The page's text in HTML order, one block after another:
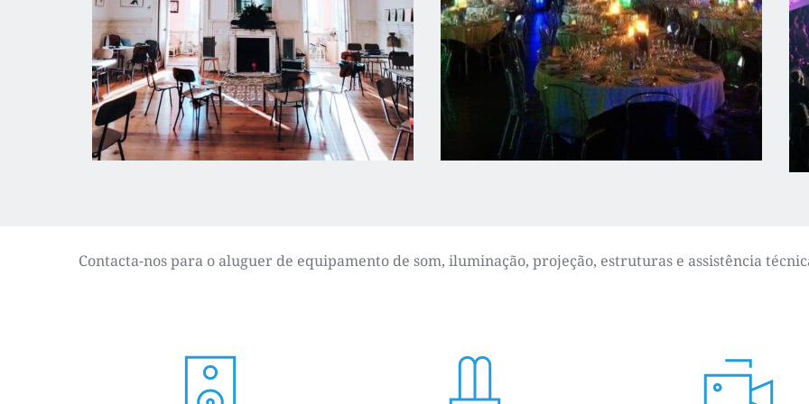
Contacta-nos para o aluguer de equipamento de som, iluminação, projeção, estruturas e assistência